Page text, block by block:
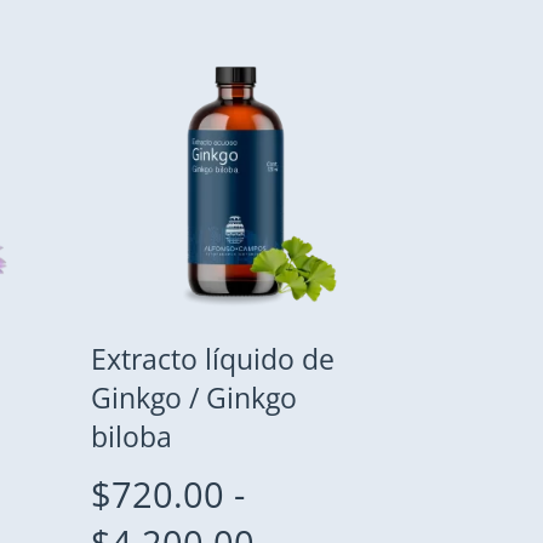
Extracto líquido de
Ginkgo / Ginkgo
biloba
$720.00 -